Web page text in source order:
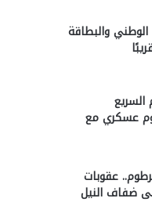
والبطاقة
عسكري مع
عقوبات
ضفاف النيل